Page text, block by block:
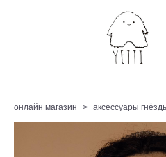
онлайн магазин > аксессуары